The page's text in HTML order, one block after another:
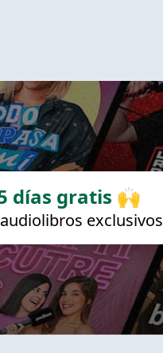
días gratis 🙌
exclusivos